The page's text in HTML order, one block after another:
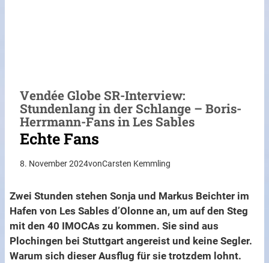
Vendée Globe SR-Interview:
Stundenlang in der Schlange – Boris-
Herrmann-Fans in Les Sables
Echte Fans
8. November 2024vonCarsten Kemmling
Zwei Stunden stehen Sonja und Markus Beichter im
Hafen von Les Sables d’Olonne an, um auf den Steg
mit den 40 IMOCAs zu kommen. Sie sind aus
Plochingen bei Stuttgart angereist und keine Segler.
Warum sich dieser Ausflug für sie trotzdem lohnt.